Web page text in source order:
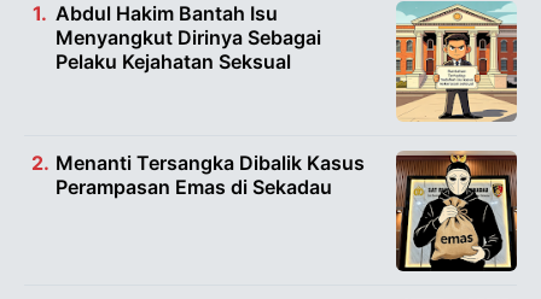
Abdul Hakim Bantah Isu
Menyangkut Dirinya Sebagai
Pelaku Kejahatan Seksual
Menanti Tersangka Dibalik Kasus
Perampasan Emas di Sekadau